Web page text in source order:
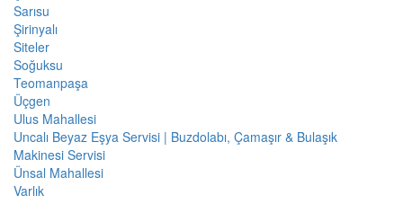
Sarısu
Şirinyalı
Siteler
Soğuksu
Teomanpaşa
Üçgen
Ulus Mahallesi
Uncalı Beyaz Eşya Servisi | Buzdolabı, Çamaşır & Bulaşık
Makinesi Servisi
Ünsal Mahallesi
Varlık